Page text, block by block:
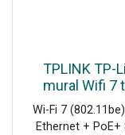
TPLINK TP-
mural Wifi 7
2,5G, PoE
Wi-Fi 7
Ethernet +